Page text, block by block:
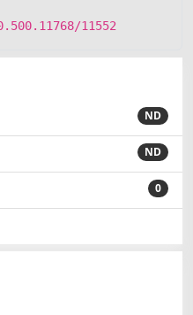
11552
ND
ND
0